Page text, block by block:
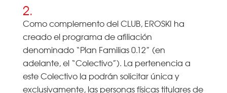
2.
Como complemento del CLUB, EROSKI ha
creado el programa de afiliación
denominado “Plan Familias 0.12” (en
adelante, el “Colectivo”). La pertenencia a
este Colectivo la podrán solicitar única y
exclusivamente, las personas físicas titulares de